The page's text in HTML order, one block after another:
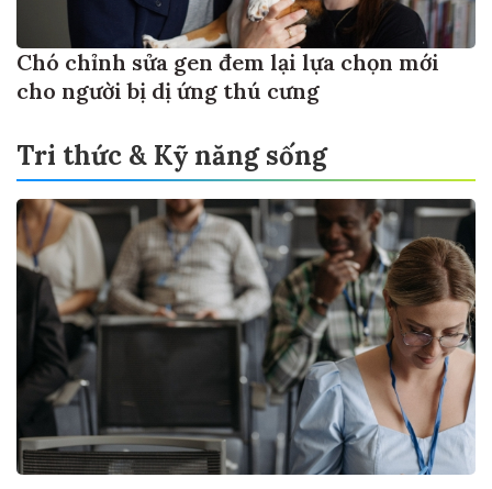
Chó chỉnh sửa gen đem lại lựa chọn mới
cho người bị dị ứng thú cưng
Tri thức & Kỹ năng sống